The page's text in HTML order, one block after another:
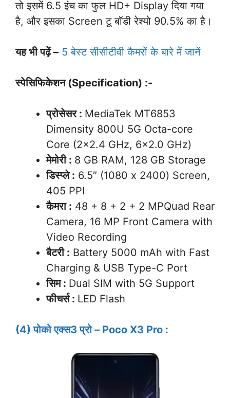
तो इसमें 6.5 इंच का फुल HD+ Display दिया गया
है, और इसका Screen टू बॉडी रेश्यो 90.5% का है।
यह भी पढ़ें – 5 बेस्ट सीसीटीवी कैमरों के बारे में जानें
स्पेसिफिकेशन (Specification) :-
प्रोसेसर : MediaTek MT6853
Dimensity 800U 5G Octa-core
Core (2×2.4 GHz, 6×2.0 GHz)
मेमोरी : 8 GB RAM, 128 GB Storage
डिस्प्ले : 6.5″ (1080 x 2400) Screen,
405 PPI
कैमरा : 48 + 8 + 2 + 2 MPQuad Rear
Camera, 16 MP Front Camera with
Video Recording
बैटरी : Battery 5000 mAh with Fast
Charging & USB Type-C Port
सिम : Dual SIM with 5G Support
फीचर्स : LED Flash
(4) पोको एक्स3 प्रो – Poco X3 Pro :